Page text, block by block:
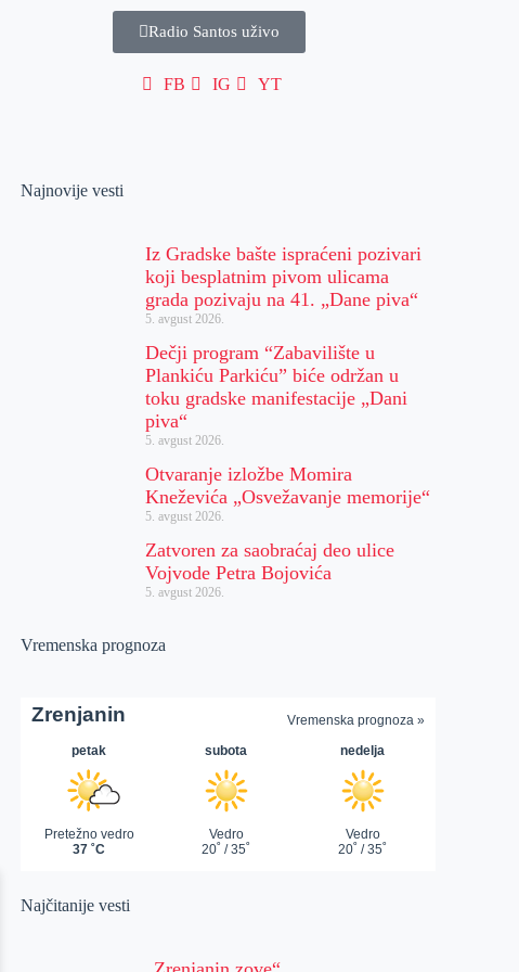
Radio Santos uživo
FB IG YT
Najnovije vesti
Iz Gradske bašte ispraćeni pozivari
koji besplatnim pivom ulicama
grada pozivaju na 41. „Dane piva“
5. avgust 2026.
Dečji program “Zabavilište u
Plankiću Parkiću” biće održan u
toku gradske manifestacije „Dani
piva“
5. avgust 2026.
Otvaranje izložbe Momira
Kneževića „Osvežavanje memorije“
5. avgust 2026.
Zatvoren za saobraćaj deo ulice
Vojvode Petra Bojovića
5. avgust 2026.
Vremenska prognoza
Najčitanije vesti